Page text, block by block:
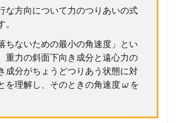
な方向について力のつりあいの式
ちないための最小の角速度」とい
重力の斜面下向き成分と遠心力の
成分がちょうどつりあう状態に対
を理解し、そのときの角速度ωを